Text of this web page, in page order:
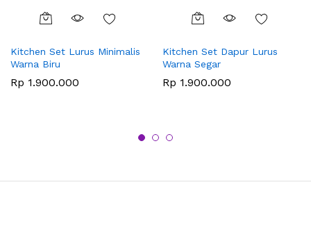
Kitchen Set Lurus Minimalis
Warna Biru
Rp 1.900.000
Kitchen Set Dapur Lurus
Warna Segar
Rp 1.900.000